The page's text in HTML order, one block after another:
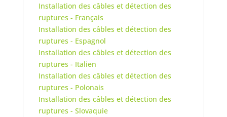
Installation des câbles et détection des
ruptures - Français
Installation des câbles et détection des
ruptures - Espagnol
Installation des câbles et détection des
ruptures - Italien
Installation des câbles et détection des
ruptures - Polonais
Installation des câbles et détection des
ruptures - Slovaquie